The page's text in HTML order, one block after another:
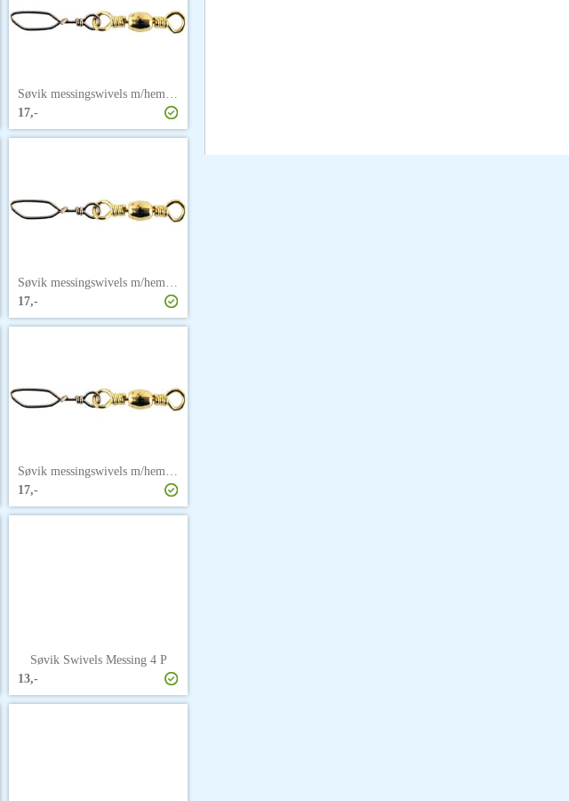
Søvik messingswivels m/hempe str. 12
17,-
Søvik messingswivels m/hempe str. 4
17,-
Søvik messingswivels m/hempe str. 8
17,-
Søvik Swivels Messing 4 P
13,-